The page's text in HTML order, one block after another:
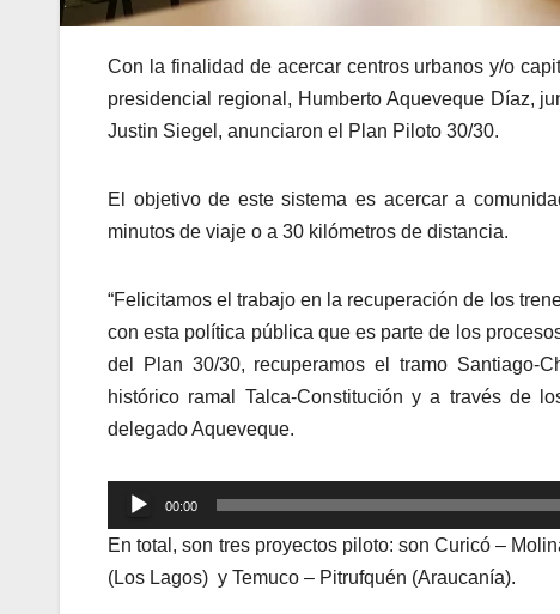
Con la finalidad de acercar centros urbanos y/o
presidencial regional, Humberto Aqueveque Díaz,
Justin Siegel, anunciaron el Plan Piloto 30/30.
El objetivo de este sistema es acercar a
minutos de viaje o a 30 kilómetros de distancia.
“Felicitamos el trabajo en la recuperación de los
con esta política pública que es parte de los
del Plan 30/30, recuperamos el tramo Santiago-
histórico ramal Talca-Constitución y a través de
delegado Aqueveque.
Reproductor
de
00:00
En total, son tres proyectos piloto: son Curicó –
(Los Lagos) y Temuco – Pitrufquén (Araucanía).